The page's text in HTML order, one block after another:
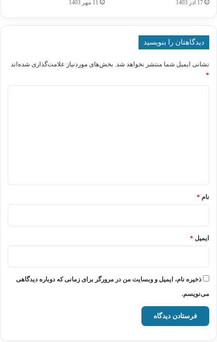
17 آذر 1403 11 مهر 1403
دیدگاهتان را بنویسید
نشانی ایمیل شما منتشر نخواهد شد. بخش‌های موردنیاز علامت‌گذاری شده‌اند
*
نام *
ایمیل *
ذخیره نام، ایمیل و وبسایت من در مرورگر برای زمانی که دوباره دیدگاهی
می‌نویسم.